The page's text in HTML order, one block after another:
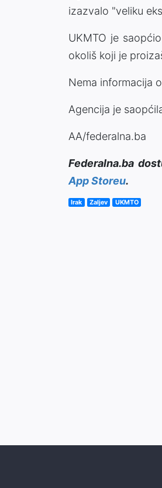
izazvalo "veliku
UKMTO je
okoliš koji je
Nema informacija
Agencija je
AA/federalna.ba
Federalna.ba
App Storeu.
Irak Zaljev UKMTO